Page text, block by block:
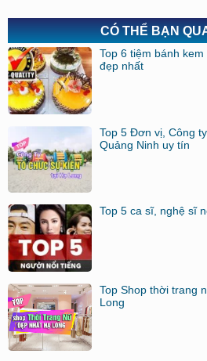
CÓ THỂ BẠN
Top 6 tiệm bánh
đẹp nhất
Top 5 Đơn vị, Công
Quảng Ninh uy tín
Top 5 ca sĩ, nghệ sĩ
Top Shop thời trang
Long